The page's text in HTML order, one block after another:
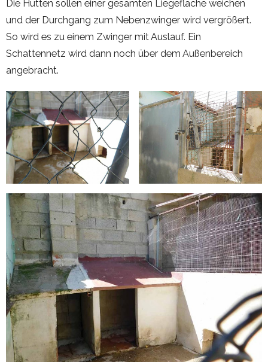
Die Hütten sollen einer gesamten Liegefläche weichen
und der Durchgang zum Nebenzwinger wird vergrößert.
So wird es zu einem Zwinger mit Auslauf. Ein
Schattennetz wird dann noch über dem Außenbereich
angebracht.